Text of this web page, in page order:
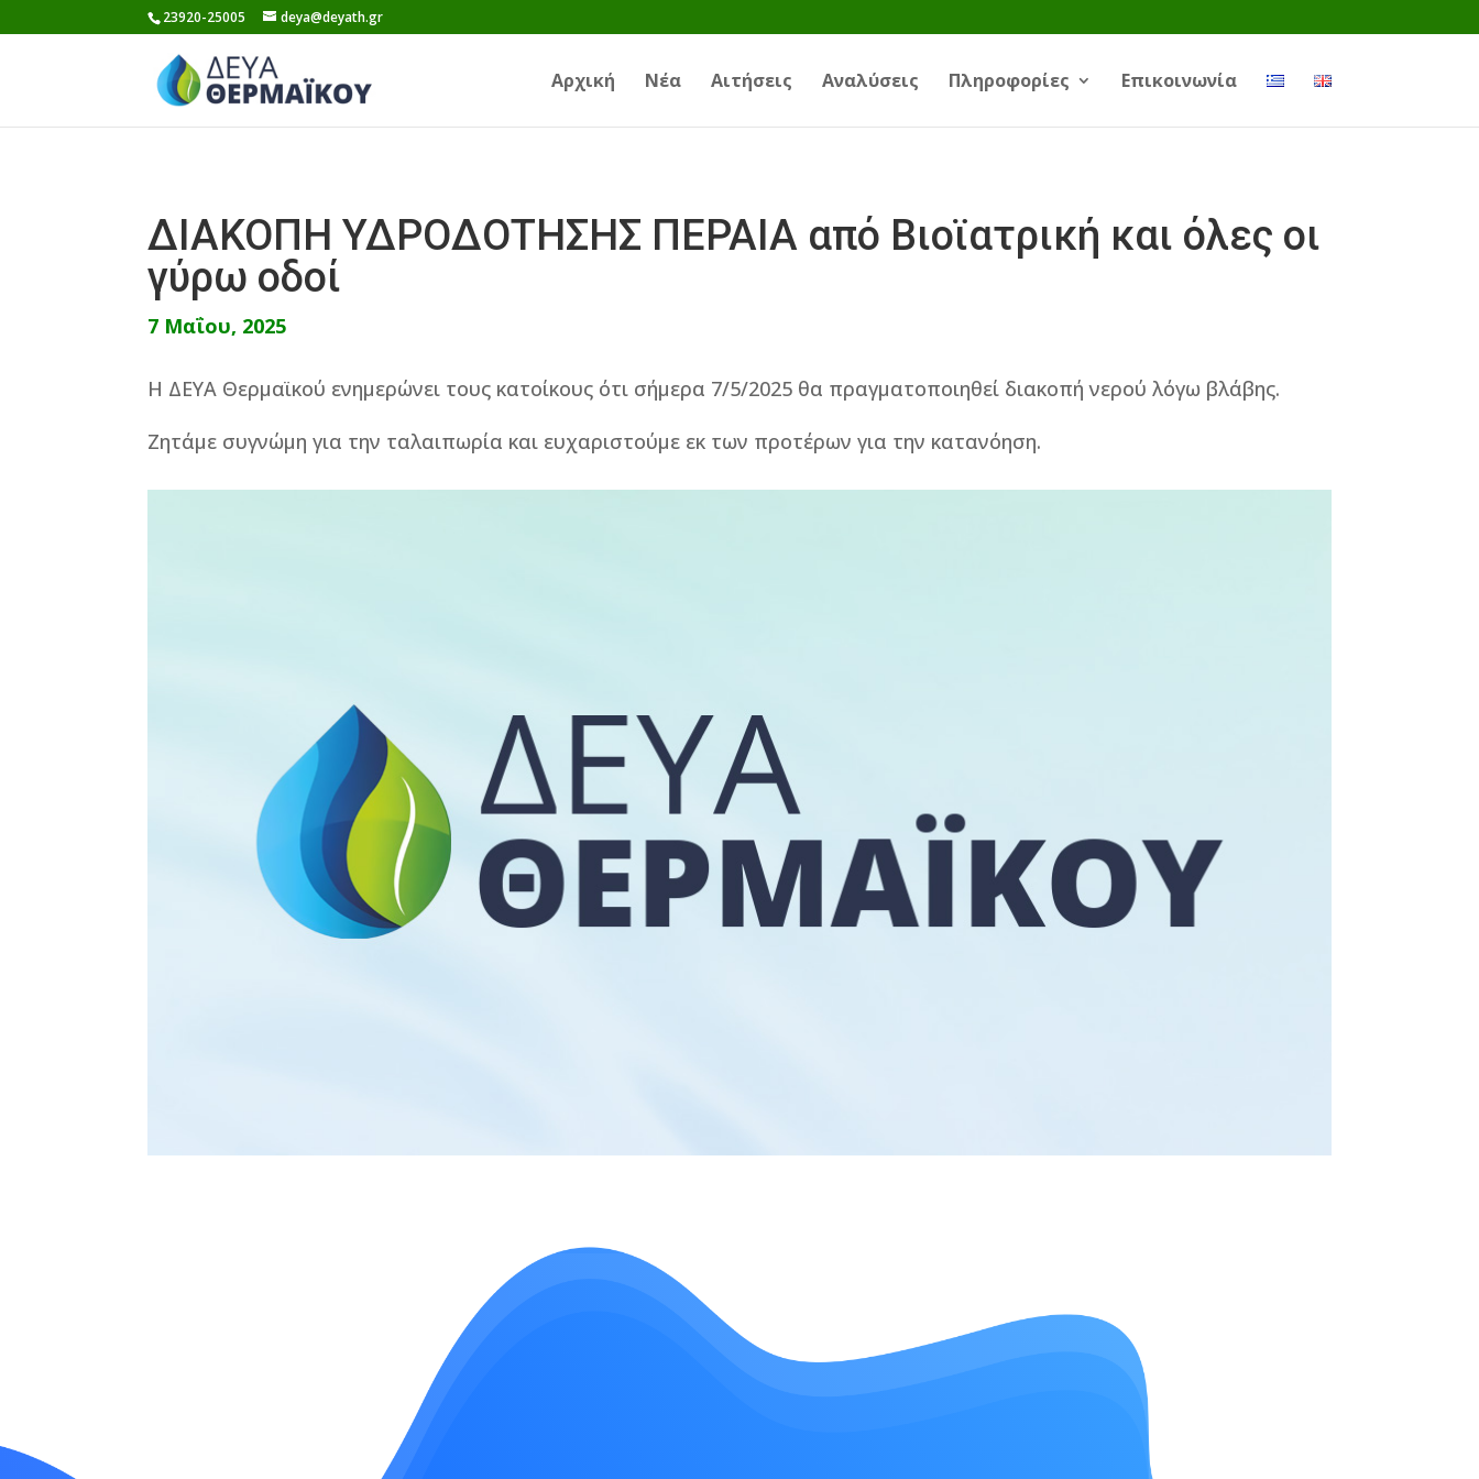
to
23920-25005 deya@deyath.gr
Αρχική Νέα Αιτήσεις Αναλύσεις Πληροφορίες Επικοινωνία
ΔΙΑΚΟΠΗ ΥΔΡΟΔΟΤΗΣΗΣ ΠΕΡΑΙΑ από Βιοϊατρική και όλες οι
γύρω οδοί
7 Μαΐου, 2025
Η ΔΕΥΑ Θερμαϊκού ενημερώνει τους κατοίκους ότι σήμερα 7/5/2025 θα πραγματοποιηθεί διακοπή νερού λόγω βλάβης.
Ζητάμε συγνώμη για την ταλαιπωρία και ευχαριστούμε εκ των προτέρων για την κατανόηση.